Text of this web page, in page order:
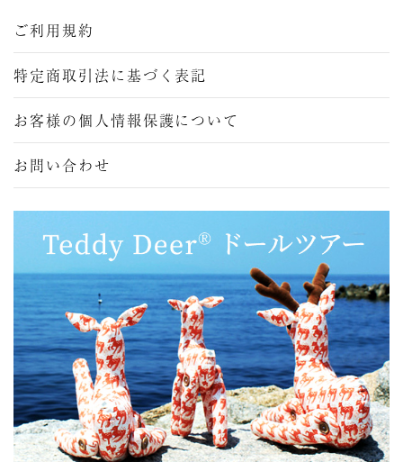
ご利用規約
特定商取引法に基づく表記
お客様の個人情報保護について
お問い合わせ